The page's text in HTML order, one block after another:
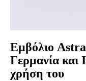
Εμβόλιο
Γερμανία και
χρήση του